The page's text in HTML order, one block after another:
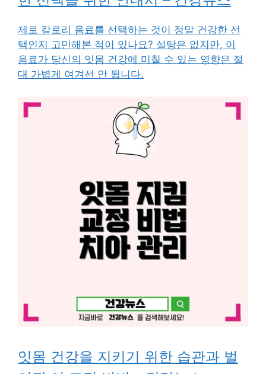
제로 칼로리 음료를 선택하는 것이 정말 건강한 선
택인지 고민해본 적이 있나요? 설탕은 없지만, 이
음료가 당신의 잇몸 건강에 미칠 수 있는 영향은 절
대 가볍게 여겨선 안 됩니다.
잇몸 건강을 지키기 위한 습관과 벌